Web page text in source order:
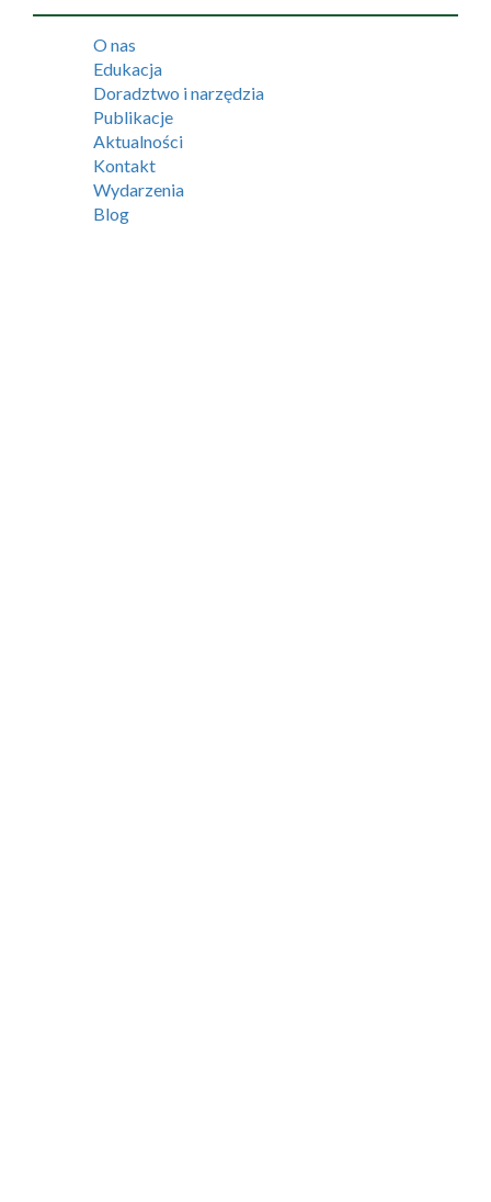
O nas
Edukacja
Doradztwo i narzędzia
Publikacje
Aktualności
Kontakt
Wydarzenia
Blog